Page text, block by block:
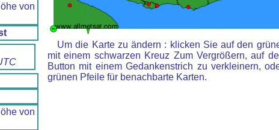
von
von
Um die Karte zu ändern : klicken Sie auf den
mit einem schwarzen Kreuz Zum Vergrößern, auf
Button mit einem Gedankenstrich zu verkleinern,
grünen Pfeile für benachbarte Karten.